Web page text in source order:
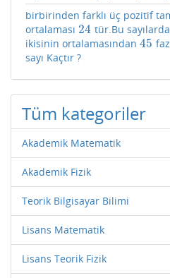
birbirinden farklı üç pozitif
ortalaması 24
24 tür.Bu
ikisinin ortalamasından 45
45
sayı Kaçtır ?
Tüm kategoriler
Akademik Matematik
Akademik Fizik
Teorik Bilgisayar Bilimi
Lisans Matematik
Lisans Teorik Fizik